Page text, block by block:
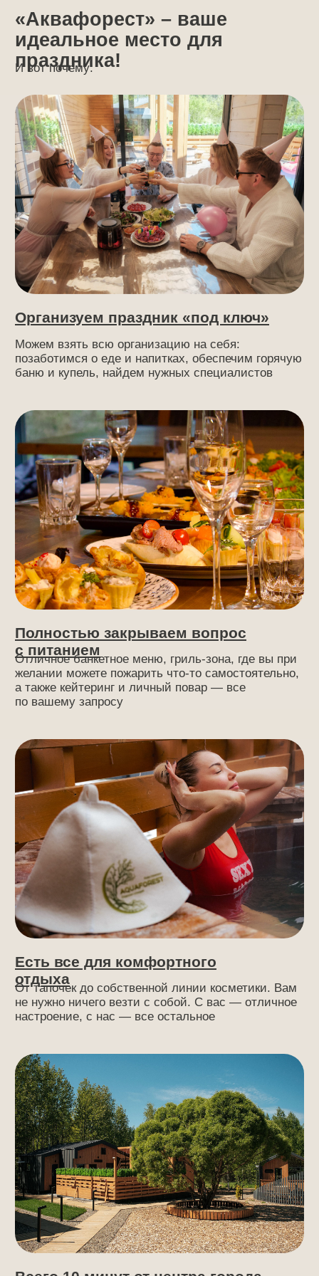
Организуем праздник «под ключ»
Можем взять всю организацию на себя:
позаботимся о еде и напитках, обеспечим горячую
Отличное банкетное меню, гриль-зона, где вы при
по вашему запросу
Полностью закрываем вопрос
с питанием
Есть все для комфортного
отдыха
От тапочек до собственной линии косметики. Вам
не нужно ничего везти с собой. С вас — отличное
настроение, с нас — все остальное
Вам и вашим гостям будет удобно добраться —
мы находимся всего в 10 минутах от центра
Вы можете выбрать любой
формат проведения дня
рождения:
ФОРМАТЫ
Организация «под ключ»
Ваш праздник с ВАУ-эффектом! Минимум
забот — максимум впечатлений!
самостоятельно организуем праздник вашей
мечты.
Выгодный и удобный пакет для тех, кто
не хочет заниматься организацией, а хочет
получить готовый вариант по оптимальной
стоимости. 5 часов отдыха в комплексе
в любое удобное время с понедельника
по четверг, коллективное парение, диджей,
10 кг мяса (которое мы приготовим для вас
самостоятельно), ведущий за столом
и многое другое
Узнать подробнее
Самостоятельная организация
03
02
01
и самостоятельно выбираете еду, напитки